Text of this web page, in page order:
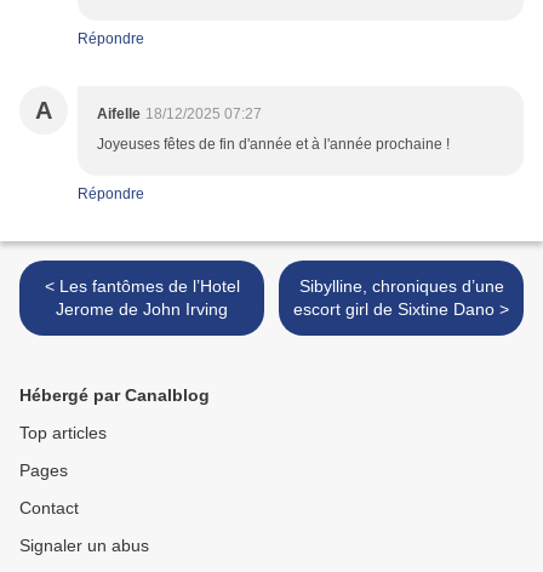
Répondre
A Aifelle 18/12/2025 07:27
Joyeuses fêtes de fin d'année et à l'année prochaine !
Répondre
< Les fantômes de l’Hotel
Jerome de John Irving
Sibylline, chroniques d’une
escort girl de Sixtine Dano >
Hébergé par Canalblog
Top articles
Pages
Contact
Signaler un abus